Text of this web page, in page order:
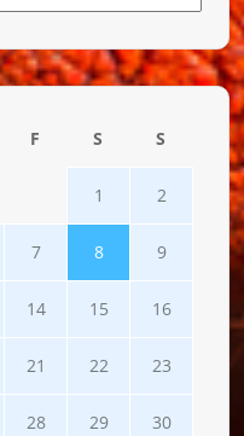
F S S
1 2
7 8 9
14 15 16
21 22 23
28 29 30